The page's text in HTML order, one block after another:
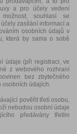
a pro účely vedení
souhlasí se
zasílání informací a
osobních údajů v
která by sama o sobě
údaje (při registraci, ve
z webového rozhraní
bez zbytečného
osobních údajích.
pověřit třetí osobu,
nebudou osobní údaje
předávány třetím